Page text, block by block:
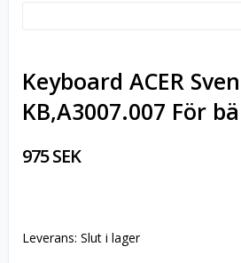
Keyboard ACER
KB,A3007.007 För
975 SEK
Leverans: Slut i lager